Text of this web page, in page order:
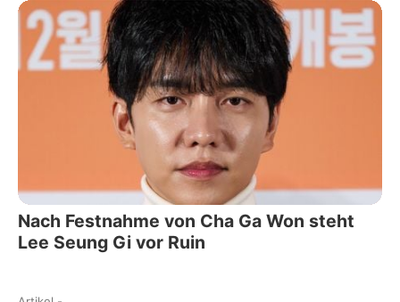
Nach Festnahme von Cha Ga Won steht
Lee Seung Gi vor Ruin